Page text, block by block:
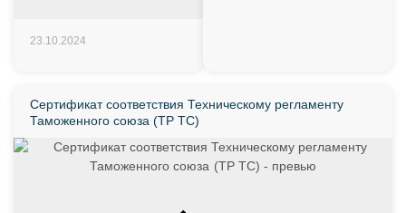
23.10.2024
Сертификат соответствия Техническому регламенту
Таможенного союза (ТР ТС)